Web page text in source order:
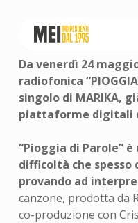
contentDa venerdì 24
radiofonica
singolo di MARIKA,
piattaforme digitali
“Pioggia di Parole”
difficoltà che
provando ad
canzone, prodotta da
co-produzione con